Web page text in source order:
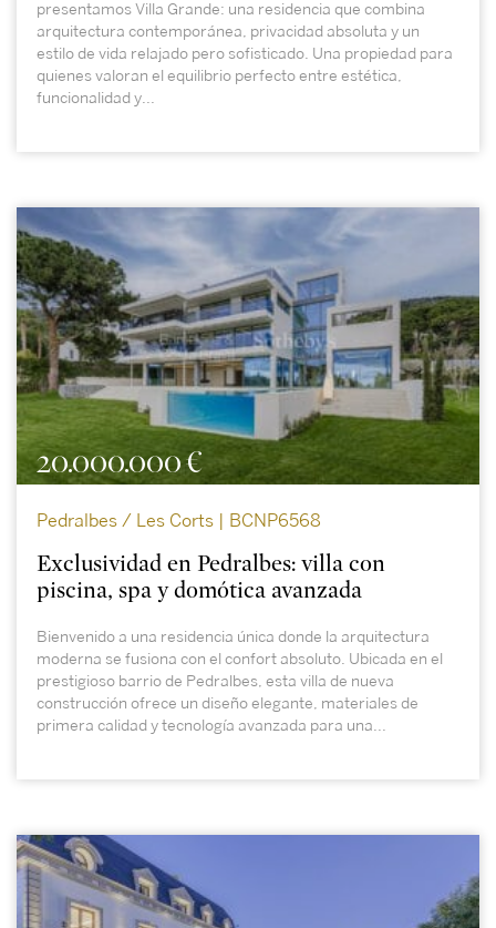
presentamos Villa Grande: una residencia que combina
arquitectura contemporánea, privacidad absoluta y un
estilo de vida relajado pero sofisticado. Una propiedad para
quienes valoran el equilibrio perfecto entre estética,
funcionalidad y...
20.000.000 €
Pedralbes / Les Corts | BCNP6568
Exclusividad en Pedralbes: villa con
piscina, spa y domótica avanzada
Bienvenido a una residencia única donde la arquitectura
moderna se fusiona con el confort absoluto. Ubicada en el
prestigioso barrio de Pedralbes, esta villa de nueva
construcción ofrece un diseño elegante, materiales de
primera calidad y tecnología avanzada para una...